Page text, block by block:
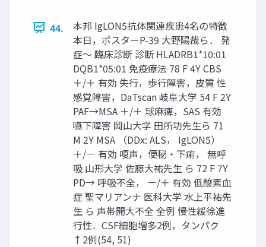
44.
本邦 IgLON5抗体関連疾患4名の特徴
本日，ポスターP-39 大野陽哉ら． 発
症～ 臨床診断 診断 HLADRB1*10:01
DQB1*05:01 免疫療法 78 F 4Y CBS
＋/＋ 有効 失行，歩行障害，皮質 性
感覚障害，DaTscan 岐阜大学 54 F 2Y
PAF→MSA ＋/＋ 球麻痺，SAS 有効
嚥下障害 岡山大学 田所功先生ら 71
M 2Y MSA （DDx: ALS， IgLON5）
＋/－ 有効 嗄声，便秘・下痢， 無呼
吸 山形大学 佐藤大祐先生 ら 72 F 7Y
PD→ 呼吸不全， －/＋ 有効 低酸素血
症 聖マリアンナ 医科大学 水上平祐先
生 ら 声帯開大不全 全例 慢性緩徐進
行性．CSF細胞増多2例，タンパク
↑2例(54, 51)